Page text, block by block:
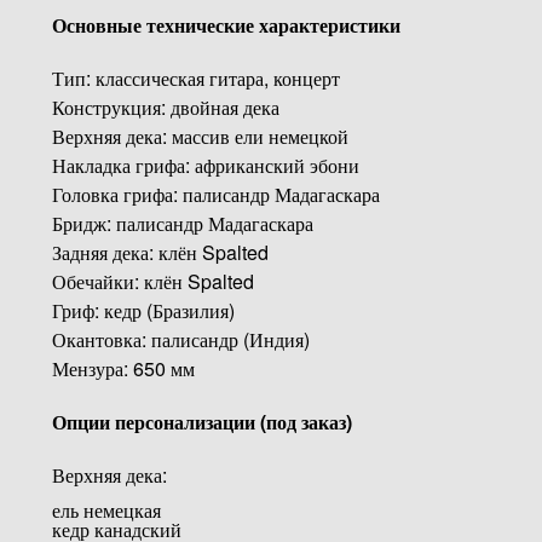
Основные технические характеристики
Тип: классическая гитара, концерт
Конструкция: двойная дека
Верхняя дека: массив ели немецкой
Накладка грифа: африканский эбони
Головка грифа: палисандр Мадагаскара
Бридж: палисандр Мадагаскара
Задняя дека: клён Spalted
Обечайки: клён Spalted
Гриф: кедр (Бразилия)
Окантовка: палисандр (Индия)
Мензура: 650 мм
Опции персонализации (под заказ)
Верхняя дека:
ель немецкая
кедр канадский